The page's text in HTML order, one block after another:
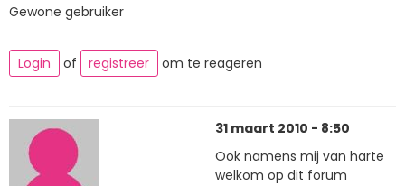
Gewone gebruiker
Login of registreer om te reageren
31 maart 2010 - 8:50
Ook namens mij van harte
welkom op dit forum